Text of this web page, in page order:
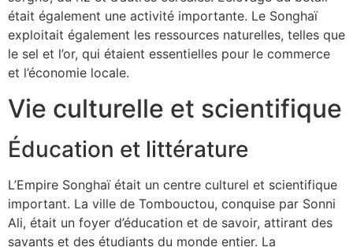
était également une activité importante. Le Songhaï
exploitait également les ressources naturelles, telles que
le sel et l’or, qui étaient essentielles pour le commerce
et l’économie locale.
Vie culturelle et scientifique
Éducation et littérature
L’Empire Songhaï était un centre culturel et scientifique
important. La ville de Tombouctou, conquise par Sonni
Ali, était un foyer d’éducation et de savoir, attirant des
savants et des étudiants du monde entier. La